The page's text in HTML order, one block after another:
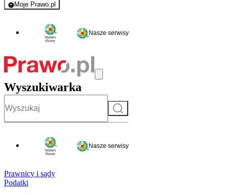
Moje Prawo.pl
- rejestracja i logowanie do serwisu
Nasze serwisy
Wyszukiwarka
Szukaj
Nasze serwisy
Prawnicy i sądy
Podatki